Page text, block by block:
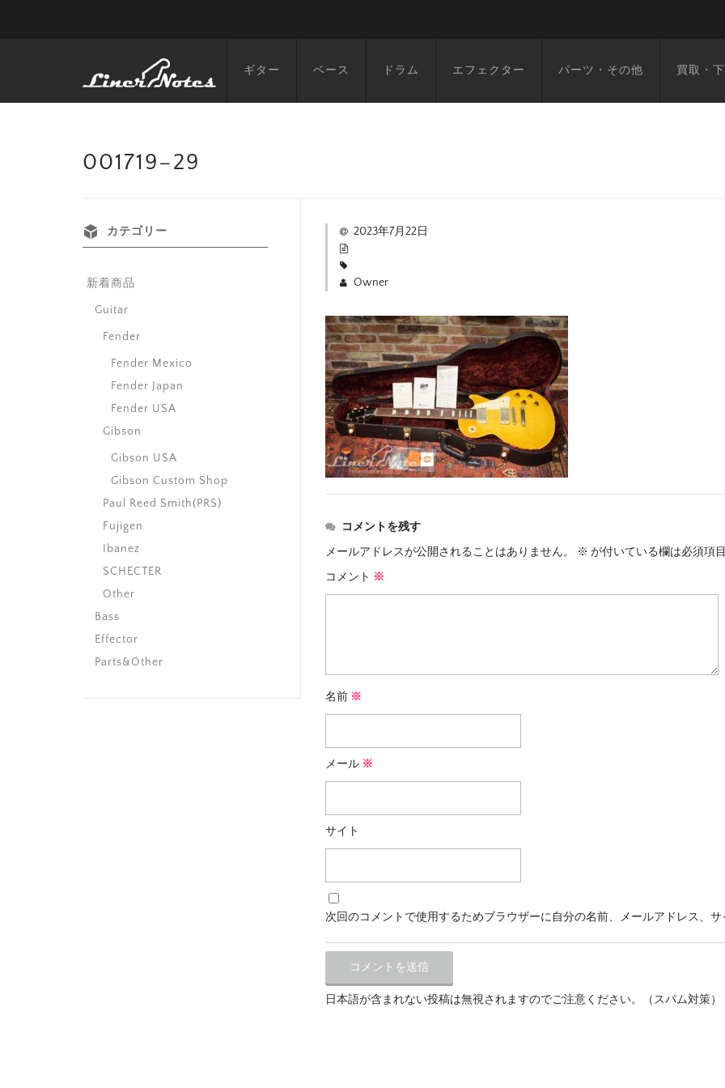
ギター ベース ドラム エフェクター パーツ・その他 買取・
001719–29
2023年7月22日
Owner
コメントを残す
メールアドレスが公開されることはありません。
※ が付いている欄は必須項
コメント ※
名前 ※
メール ※
サイト
次回のコメントで使用するためブラウザーに自分の名前、メールアドレス、
日本語が含まれない投稿は無視されますのでご注意ください。（スパム対策）
カテゴリー
新着商品
Guitar
Fender
Fender Mexico
Fender Japan
Fender USA
Gibson
Gibson USA
Gibson Custom Shop
Paul Reed Smith(PRS)
Fujigen
Ibanez
SCHECTER
Other
Bass
Effector
Parts&Other